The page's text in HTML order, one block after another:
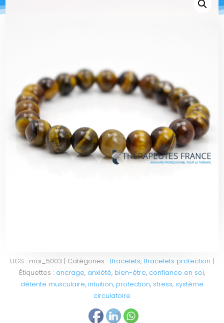
UGS : mai_5003 Catégories : Bracelets, Bracelets protection
Étiquettes : ancrage, anxiété, bien-être, confiance en soi,
détente musculaire, intuition, protection, stress, système
circulatoire